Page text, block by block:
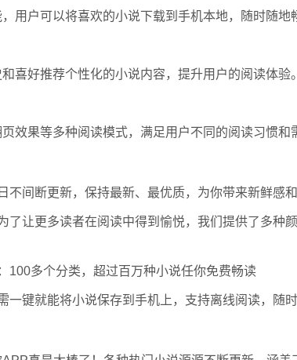
用户可以将喜欢的小说下载到手机本地，随时随地
喜好推荐个性化的小说内容，提升用户的阅读体验。
效果等多种阅读模式，满足用户不同的阅读习惯和
不间断更新，保持最新、最优质，为你带来新鲜感
了让更多读者在阅读中得到愉悦，我们提供了多种
100多个分类，超过百万种小说任你免费畅读
一键就能将小说保存到手机上，支持离线阅读，随